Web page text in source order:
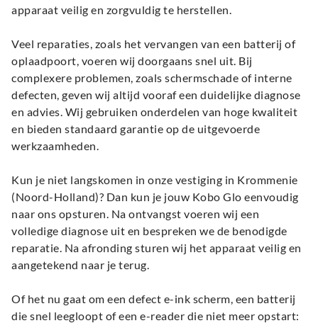
apparaat veilig en zorgvuldig te herstellen.
Veel reparaties, zoals het vervangen van een batterij of
oplaadpoort, voeren wij doorgaans snel uit. Bij
complexere problemen, zoals schermschade of interne
defecten, geven wij altijd vooraf een duidelijke diagnose
en advies. Wij gebruiken onderdelen van hoge kwaliteit
en bieden standaard garantie op de uitgevoerde
werkzaamheden.
Kun je niet langskomen in onze vestiging in Krommenie
(Noord-Holland)? Dan kun je jouw Kobo Glo eenvoudig
naar ons opsturen. Na ontvangst voeren wij een
volledige diagnose uit en bespreken we de benodigde
reparatie. Na afronding sturen wij het apparaat veilig en
aangetekend naar je terug.
Of het nu gaat om een defect e-ink scherm, een batterij
die snel leegloopt of een e-reader die niet meer opstart: